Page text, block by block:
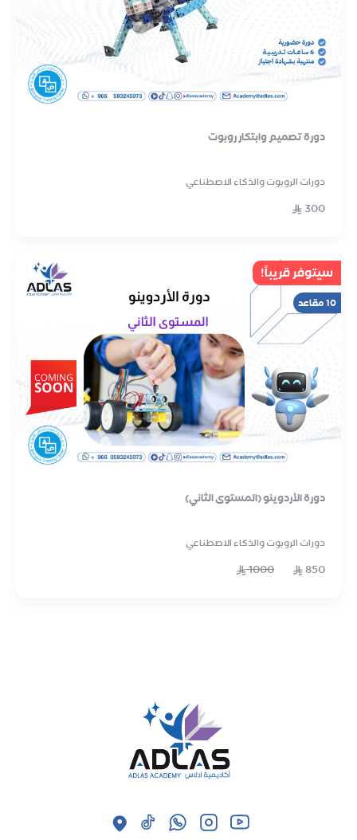
دورة تصميم وابتكار روبوت
دورات الروبوت والذكاء الاصطناعي
300
سيتوفر قريباً!
10 مقاعد
دورة الأردوينو (المستوى الثاني)
دورات الروبوت والذكاء الاصطناعي
850
1000